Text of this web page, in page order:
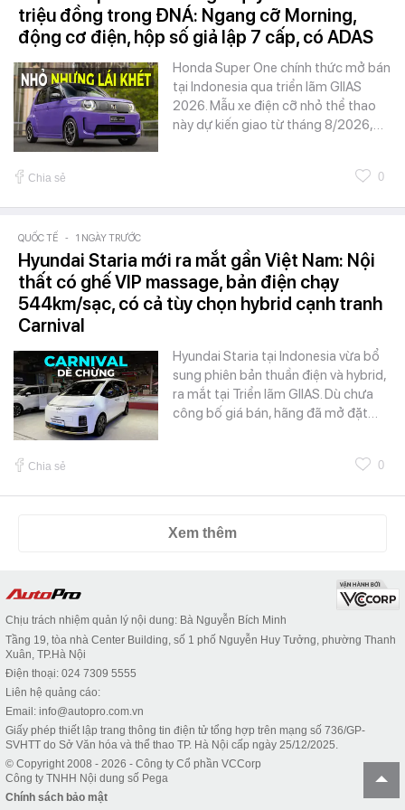
triệu đồng trong ĐNÁ: Ngang cỡ Morning,
động cơ điện, hộp số giả lập 7 cấp, có ADAS
Honda Super One chính thức mở bán
tại Indonesia qua triển lãm GIIAS
2026. Mẫu xe điện cỡ nhỏ thể thao
này dự kiến giao từ tháng 8/2026,…
Chia sẻ 0
QUỐC TẾ - 1 NGÀY TRƯỚC
Hyundai Staria mới ra mắt gần Việt Nam: Nội
thất có ghế VIP massage, bản điện chạy
544km/sạc, có cả tùy chọn hybrid cạnh tranh
Carnival
Hyundai Staria tại Indonesia vừa bổ
sung phiên bản thuần điện và hybrid,
ra mắt tại Triển lãm GIIAS. Dù chưa
công bố giá bán, hãng đã mở đặt…
Chia sẻ 0
Xem thêm
Chịu trách nhiệm quản lý nội dung: Bà Nguyễn Bích Minh
Tầng 19, tòa nhà Center Building, số 1 phố Nguyễn Huy Tưởng, phường Thanh
Xuân, TP.Hà Nội
Điện thoại: 024 7309 5555
Liên hệ quảng cáo:
Email: info@autopro.com.vn
Giấy phép thiết lập trang thông tin điện tử tổng hợp trên mạng số 736/GP-
SVHTT do Sở Văn hóa và thể thao TP. Hà Nội cấp ngày 25/12/2025.
© Copyright 2008 - 2026 - Công ty Cổ phần VCCorp
Công ty TNHH Nội dung số Pega
Chính sách bảo mật